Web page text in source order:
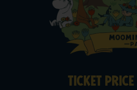
TICKET PRICE